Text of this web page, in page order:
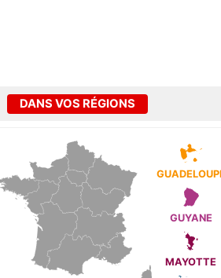
DANS VOS RÉGIONS
GUYANE
MAYOTTE